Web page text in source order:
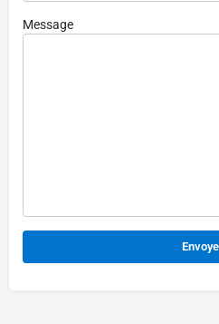
Message